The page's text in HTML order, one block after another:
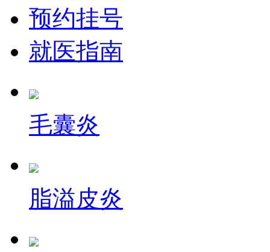
预约挂号
就医指南
毛囊炎
脂溢皮炎